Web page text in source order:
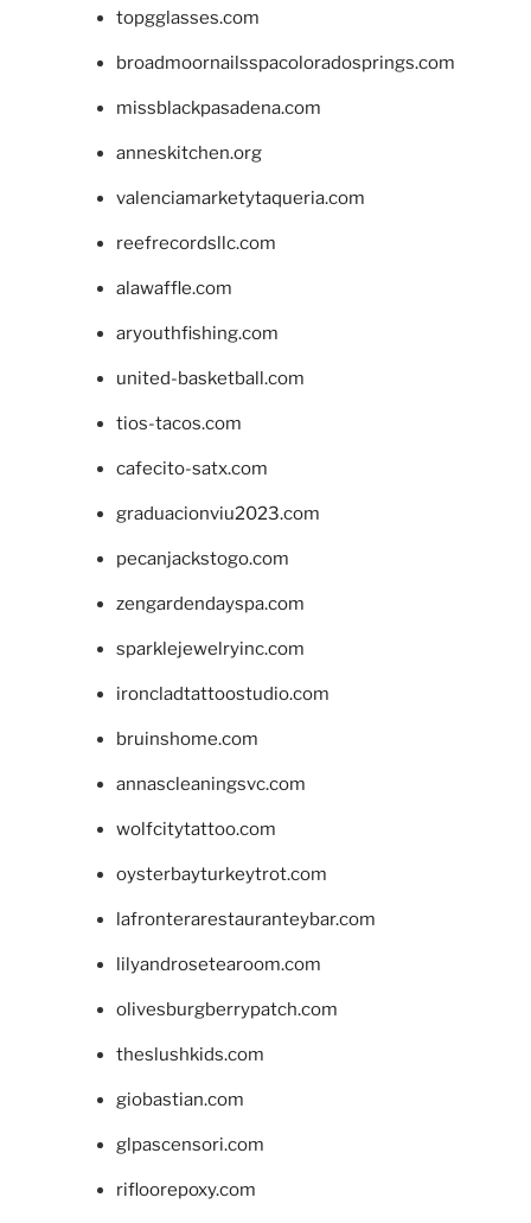
topgglasses.com
broadmoornailsspacoloradosprings.com
missblackpasadena.com
anneskitchen.org
valenciamarketytaqueria.com
reefrecordsllc.com
alawaffle.com
aryouthfishing.com
united-basketball.com
tios-tacos.com
cafecito-satx.com
graduacionviu2023.com
pecanjackstogo.com
zengardendayspa.com
sparklejewelryinc.com
ironcladtattoostudio.com
bruinshome.com
annascleaningsvc.com
wolfcitytattoo.com
oysterbayturkeytrot.com
lafronterarestauranteybar.com
lilyandrosetearoom.com
olivesburgberrypatch.com
theslushkids.com
giobastian.com
glpascensori.com
rifloorepoxy.com